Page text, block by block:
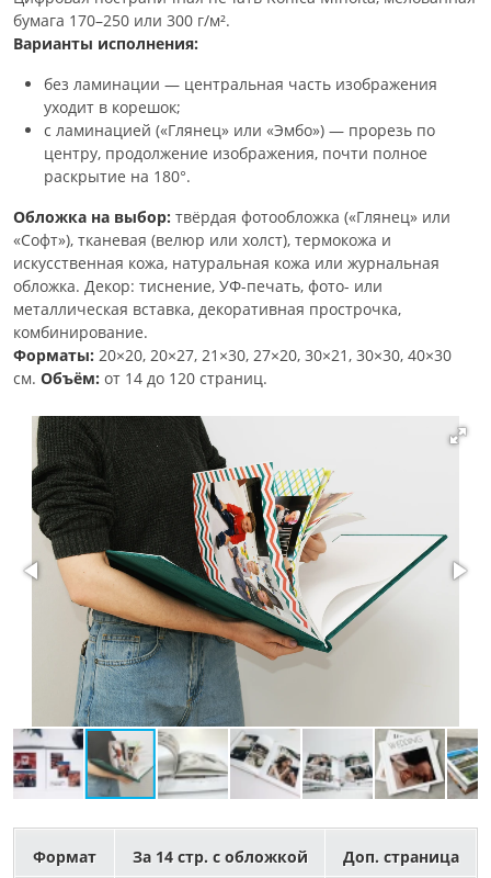
бумага 170–250 или 300 г/м².
Варианты исполнения:
без ламинации — центральная часть изображения
уходит в корешок;
с ламинацией («Глянец» или «Эмбо») — прорезь по
центру, продолжение изображения, почти полное
раскрытие на 180°.
Обложка на выбор: твёрдая фотообложка («Глянец» или
«Софт»), тканевая (велюр или холст), термокожа и
искусственная кожа, натуральная кожа или журнальная
обложка. Декор: тиснение, УФ-печать, фото- или
металлическая вставка, декоративная прострочка,
комбинирование.
Форматы: 20×20, 20×27, 21×30, 27×20, 30×21, 30×30, 40×30
см. Объём: от 14 до 120 страниц.
Формат За 14 стр. с обложкой
Доп. страница